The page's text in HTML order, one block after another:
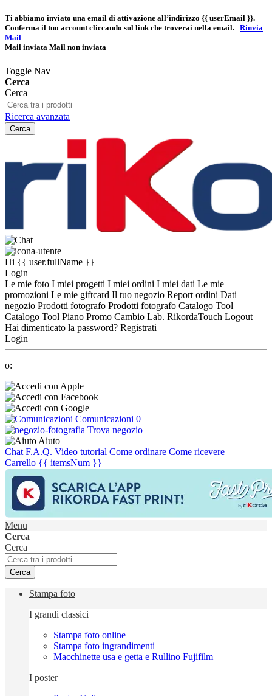
Ti abbiamo inviato una email di attivazione all’indirizzo {{ userEmail }}.
Conferma il tuo account cliccando sul link che troverai nella email. Rinvia
Mail
Mail inviata Mail non inviata
Toggle Nav
Cerca
Cerca
Ricerca avanzata
Cerca
Hi {{ user.fullName }}
Login
Le mie foto I miei progetti I miei ordini I miei dati Le mie
promozioni Le mie giftcard Il tuo negozio Report ordini Dati
negozio Prodotti fotografo Prodotti fotografo Catalogo Tool
Catalogo Tool Piano Promo Cambio Lab. RikordaTouch Logout
Hai dimenticato la password? Registrati
Login
o:
Comunicazioni 0
Trova negozio
Aiuto
Chat F.A.Q. Video tutorial Come ordinare Come ricevere
Carrello {{ itemsNum }}
Menu
Cerca
Cerca
Cerca
Stampa foto
I grandi classici
Stampa foto online
Stampa foto ingrandimenti
Macchinette usa e getta e Rullino Fujifilm
I poster